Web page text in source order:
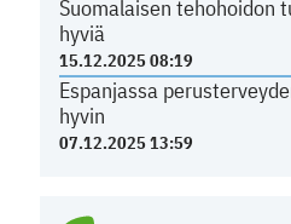
Suomalaisen tehohoidon
hyviä
15.12.2025 08:19
Espanjassa
hyvin
07.12.2025 13:59